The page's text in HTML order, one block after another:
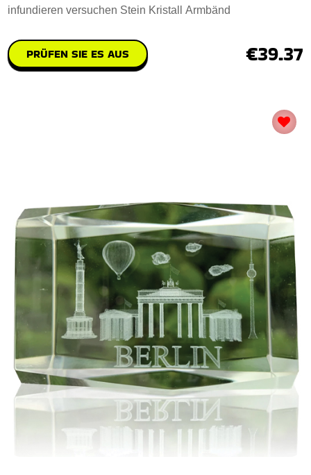
infundieren versuchen Stein Kristall Armbänd
PRÜFEN SIE ES AUS €39.37